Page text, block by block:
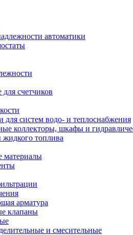
автоматики
счетчиков
для систем водо- и теплоснабжения
коллекторы, шкафы и
топлива
материалы
арматура
клапаны
и смесительные